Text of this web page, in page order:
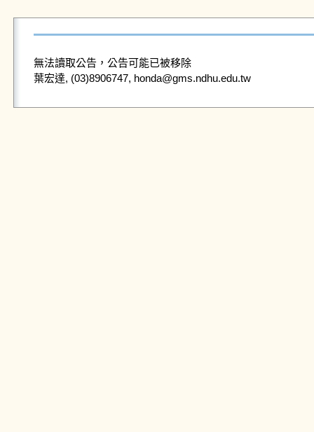
無法讀取公告，公告可能已被移除
葉宏達, (03)8906747, honda@gms.ndhu.edu.tw